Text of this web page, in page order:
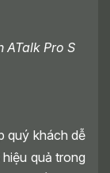
Hướng Dẫn Sử Dụng Máy Phiên Dịch ATalk Pro S Chi Tiết Từ A - Z
ATalk Pro S
quý khách dễ
quả trong